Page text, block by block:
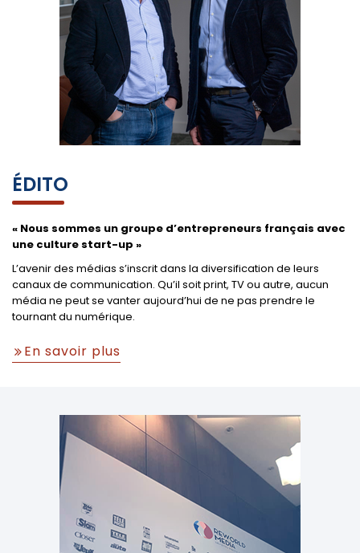
ÉDITO
« Nous sommes un groupe d’entrepreneurs français avec
une culture start-up »
L’avenir des médias s’inscrit dans la diversification de leurs
canaux de communication. Qu’il soit print, TV ou autre, aucun
média ne peut se vanter aujourd’hui de ne pas prendre le
tournant du numérique.
En savoir plus